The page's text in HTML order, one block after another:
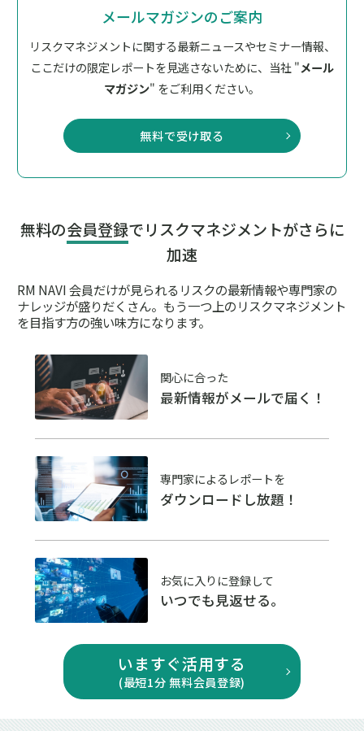
メールマガジンのご案内
リスクマネジメントに関する最新ニュースやセミナー情報、
ここだけの限定レポートを見逃さないために、 当社 "メール
マガジン" をご利用ください。
無料で受け取る
無料の会員登録でリスクマネジメントがさらに
加速
RM NAVI 会員だけが見られるリスクの最新情報や専門家の
ナレッジが盛りだくさん。 もう一つ上のリスクマネジメント
を目指す方の強い味方になります。
関心に合った
最新情報がメールで届く！
専門家によるレポートを
ダウンロードし放題！
お気に入りに登録して
いつでも見返せる。
いますぐ活用する
(最短1分 無料会員登録)